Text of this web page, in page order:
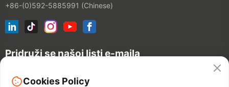
+86-(0)592-5885991 (Chinese)
Pridruži se našoj listi e-maila
Cookies Policy